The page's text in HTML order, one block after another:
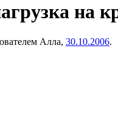
на
Алла, 30.10.2006.